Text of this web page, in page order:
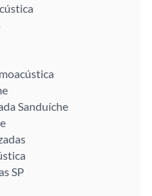
Sanduíche
SP